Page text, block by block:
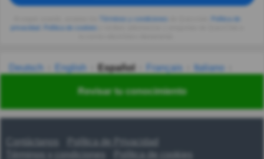
Revisar tu conocimiento
privacidad
Deutsch English Español Français
Italiano
Українська हिन्दी 한국어 汉语
Contáctanos
Política de Privacidad
Términos y condiciones